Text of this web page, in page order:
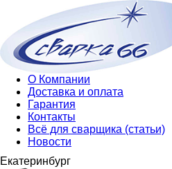
О Компании
Доставка и оплата
Гарантия
Контакты
Всё для сварщика (статьи)
Новости
Екатеринбург